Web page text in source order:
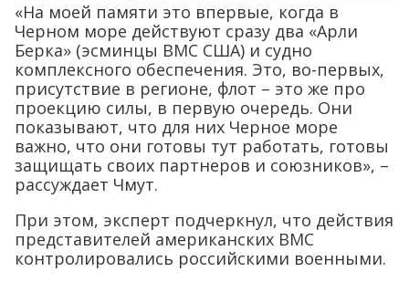
«На моей памяти это впервые, когда в
Черном море действуют сразу два «Арли
Берка» (эсминцы ВМС США) и судно
комплексного обеспечения. Это, во-первых,
присутствие в регионе, флот – это же про
проекцию силы, в первую очередь. Они
показывают, что для них Черное море
важно, что они готовы тут работать, готовы
защищать своих партнеров и союзников», –
рассуждает Чмут.
При этом, эксперт подчеркнул, что действия
представителей американских ВМС
контролировались российскими военными.